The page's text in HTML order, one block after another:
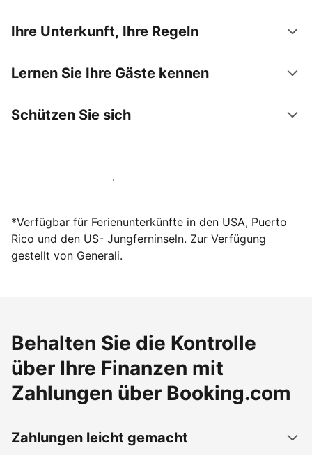
Ihre Unterkunft, Ihre Regeln
Lernen Sie Ihre Gäste kennen
Schützen Sie sich
Werden Sie noch heute Gastgeber
*Verfügbar für Ferienunterkünfte in den USA, Puerto
Rico und den US- Jungferninseln. Zur Verfügung
gestellt von Generali.
Behalten Sie die Kontrolle
über Ihre Finanzen mit
Zahlungen über Booking.com
Zahlungen leicht gemacht